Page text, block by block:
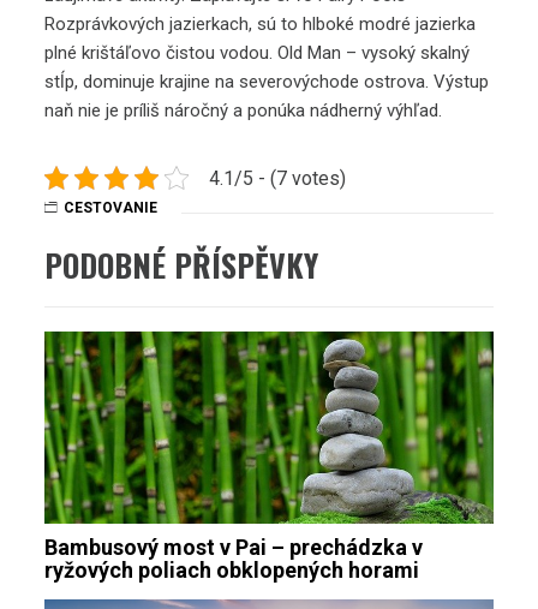
Rozprávkových jazierkach, sú to hlboké modré jazierka
plné krištáľovo čistou vodou. Old Man – vysoký skalný
stĺp, dominuje krajine na severovýchode ostrova. Výstup
naň nie je príliš náročný a ponúka nádherný výhľad.
4.1/5 - (7 votes)
CESTOVANIE
PODOBNÉ PŘÍSPĚVKY
Bambusový most v Pai – prechádzka v
ryžových poliach obklopených horami